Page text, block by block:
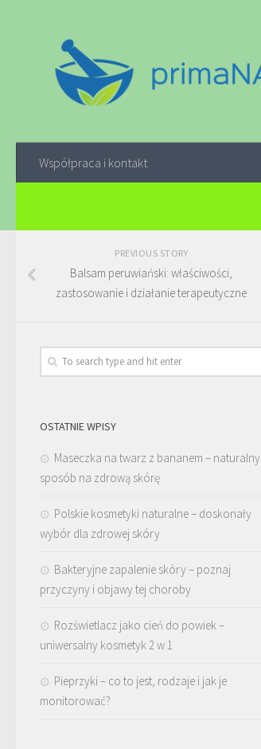
Współpraca i kontakt
PREVIOUS STORY
Balsam peruwiański: właściwości,
zastosowanie i działanie terapeutyczne
OSTATNIE WPISY
Maseczka na twarz z bananem – naturalny
sposób na zdrową skórę
Polskie kosmetyki naturalne – doskonały
wybór dla zdrowej skóry
Bakteryjne zapalenie skóry – poznaj
przyczyny i objawy tej choroby
Rozświetlacz jako cień do powiek –
uniwersalny kosmetyk 2 w 1
Pieprzyki – co to jest, rodzaje i jak je
monitorować?